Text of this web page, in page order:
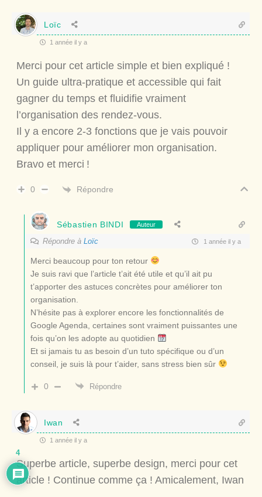
Loïc
1 année il y a
Merci pour cet article simple et bien expliqué !
Un guide ultra-pratique et accessible qui fait
gagner du temps et fluidifie vraiment
l’organisation des rendez-vous.
Il y a encore 2-3 fonctions que je vais pouvoir
appliquer pour améliorer mon organisation.
Bravo et merci !
0 Répondre
Sébastien BINDI Auteur
Répondre à Loïc 1 année il y a
Merci beaucoup pour ton retour
Je suis ravi que l’article t’ait été utile et qu’il ait pu
t’apporter des astuces concrètes pour améliorer ton
organisation.
N’hésite pas à explorer encore les fonctionnalités de
Google Agenda, certaines sont vraiment puissantes une
fois qu’on les adopte au quotidien
Et si jamais tu as besoin d’un tuto spécifique ou d’un
conseil, je suis là pour t’aider, sans stress bien sûr
0 Répondre
Iwan
1 année il y a
Superbe article, superbe design, merci pour cet
article ! Continue comme ça ! Amicalement, Iwan
4